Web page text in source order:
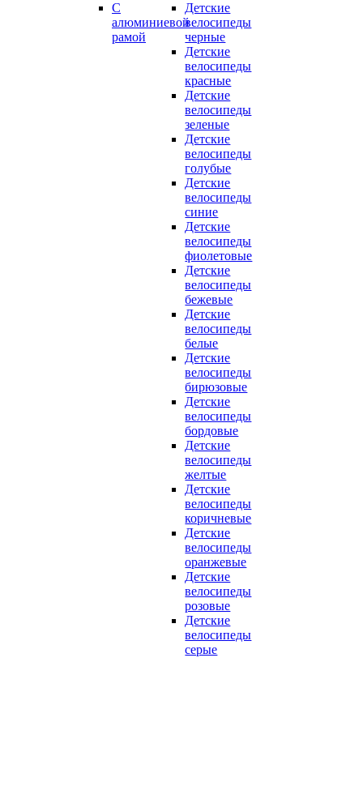
С
алюминиевой
рамой
Детские
велосипеды
черные
Детские
велосипеды
красные
Детские
велосипеды
зеленые
Детские
велосипеды
голубые
Детские
велосипеды
синие
Детские
велосипеды
фиолетовые
Детские
велосипеды
бежевые
Детские
велосипеды
белые
Детские
велосипеды
бирюзовые
Детские
велосипеды
бордовые
Детские
велосипеды
желтые
Детские
велосипеды
коричневые
Детские
велосипеды
оранжевые
Детские
велосипеды
розовые
Детские
велосипеды
серые